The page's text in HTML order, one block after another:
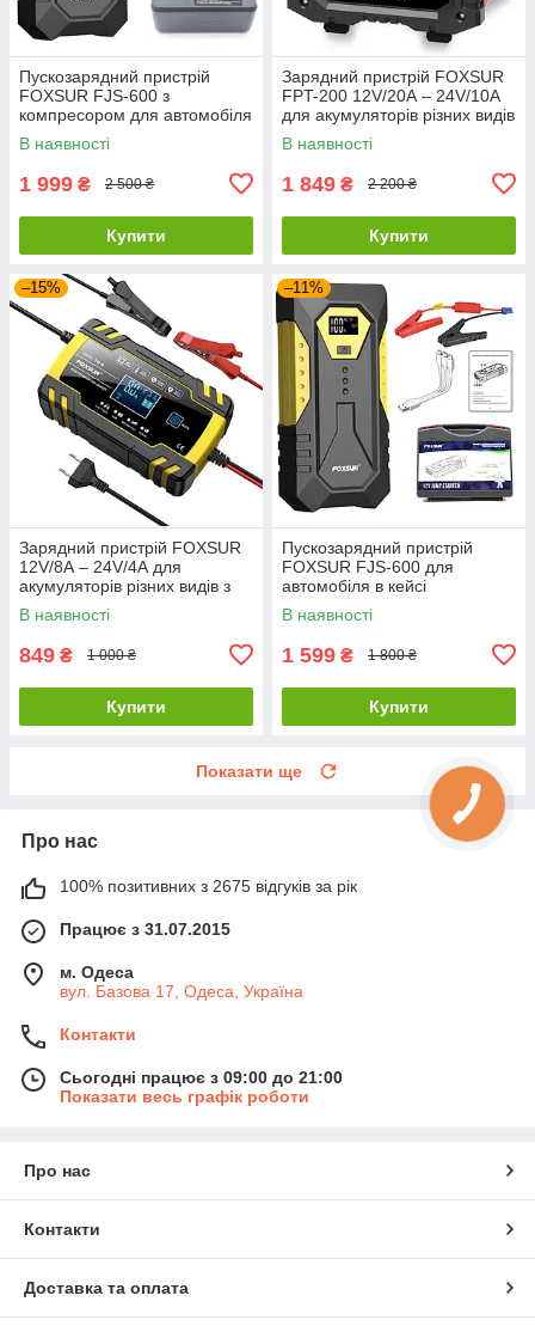
Пускозарядний пристрій
FOXSUR FJS-600 з
компресором для автомобіля
в кейсі
В наявності
1 999 ₴ 2 500 ₴
Купити
Зарядний пристрій FOXSUR
FPT-200 12V/20А – 24V/10А
для акумуляторів різних видів
із LCD дисплеєм
В наявності
1 849 ₴ 2 200 ₴
Купити
–15%
Зарядний пристрій FOXSUR
12V/8А – 24V/4А для
акумуляторів різних видів з
LCD дисплеєм
В наявності
849 ₴ 1 000 ₴
Купити
–11%
Пускозарядний пристрій
FOXSUR FJS-600 для
автомобіля в кейсі
В наявності
1 599 ₴ 1 800 ₴
Купити
Показати ще
Про нас
100% позитивних з 2675 відгуків за рік
Працює з 31.07.2015
м. Одеса
вул. Базова 17, Одеса, Україна
Контакти
Сьогодні працює з 09:00 до 21:00
Показати весь графік роботи
Про нас
Контакти
Доставка та оплата